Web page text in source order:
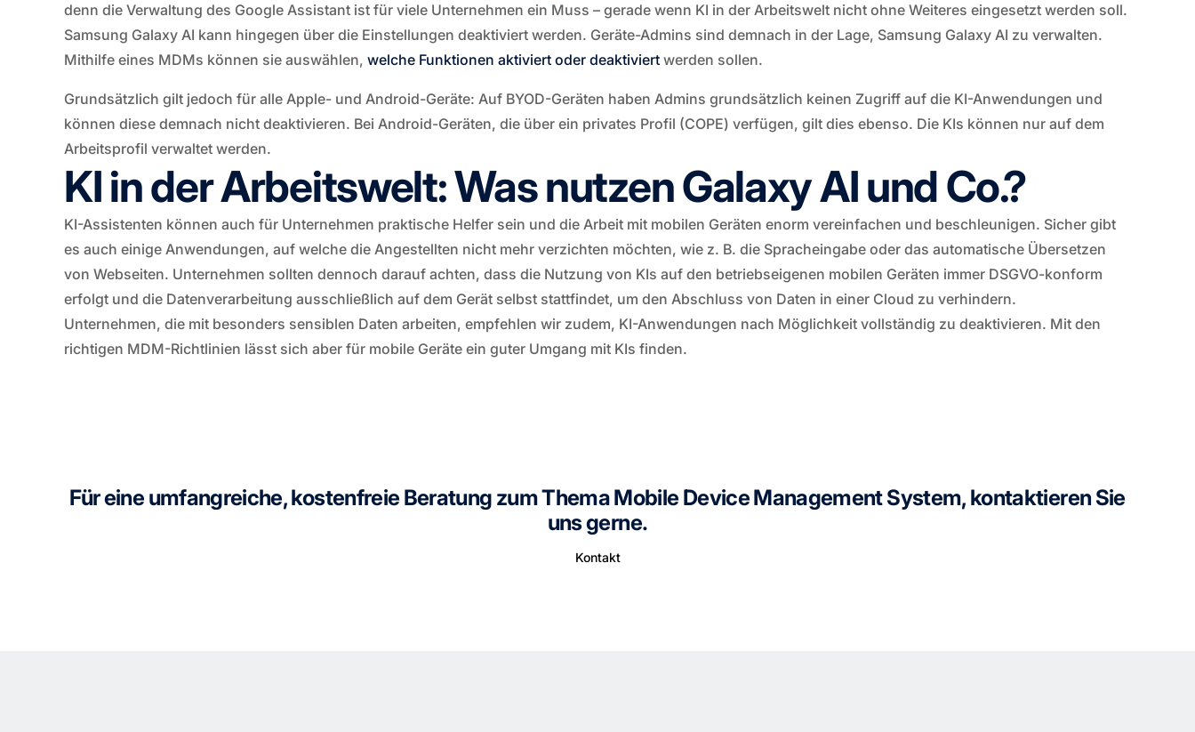
denn die Verwaltung des Google Assistant ist für viele Unternehmen ein Muss – gerade wenn KI in der Arbeitswelt nicht ohne Weiteres eingesetzt werden soll.
Samsung Galaxy AI kann hingegen über die Einstellungen deaktiviert werden. Geräte-Admins sind demnach in der Lage, Samsung Galaxy AI zu verwalten.
Mithilfe eines MDMs können sie auswählen, welche Funktionen aktiviert oder deaktiviert werden sollen.
Grundsätzlich gilt jedoch für alle Apple- und Android-Geräte: Auf BYOD-Geräten haben Admins grundsätzlich keinen Zugriff auf die KI-Anwendungen und
können diese demnach nicht deaktivieren. Bei Android-Geräten, die über ein privates Profil (COPE) verfügen, gilt dies ebenso. Die KIs können nur auf dem
Arbeitsprofil verwaltet werden.
KI in der Arbeitswelt: Was nutzen Galaxy AI und Co.?
KI-Assistenten können auch für Unternehmen praktische Helfer sein und die Arbeit mit mobilen Geräten enorm vereinfachen und beschleunigen. Sicher gibt
es auch einige Anwendungen, auf welche die Angestellten nicht mehr verzichten möchten, wie z. B. die Spracheingabe oder das automatische Übersetzen
von Webseiten. Unternehmen sollten dennoch darauf achten, dass die Nutzung von KIs auf den betriebseigenen mobilen Geräten immer DSGVO-konform
erfolgt und die Datenverarbeitung ausschließlich auf dem Gerät selbst stattfindet, um den Abschluss von Daten in einer Cloud zu verhindern.
Unternehmen, die mit besonders sensiblen Daten arbeiten, empfehlen wir zudem, KI-Anwendungen nach Möglichkeit vollständig zu deaktivieren. Mit den
richtigen MDM-Richtlinien lässt sich aber für mobile Geräte ein guter Umgang mit KIs finden.
Für eine umfangreiche, kostenfreie Beratung zum Thema Mobile Device Management System, kontaktieren Sie
uns gerne.
Kontakt